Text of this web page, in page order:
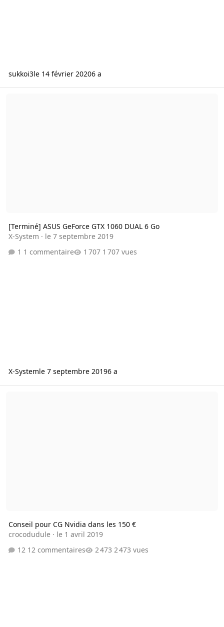
sukkoi3le 14 février 20206 a
[Terminé] ASUS GeForce GTX 1060 DUAL 6 Go
X-System · le 7 septembre 2019
1 commentaire
1 707 vues
X-Systemle 7 septembre 20196 a
Conseil pour CG Nvidia dans les 150 €
crocodudule· le 1 avril 2019
12 commentaires
2 473 vues